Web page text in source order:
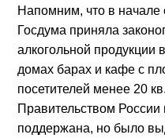
Напомним, что в начале
Госдума приняла
алкогольной
домах барах и кафе с
посетителей менее 20
Правительством
поддержана, но было